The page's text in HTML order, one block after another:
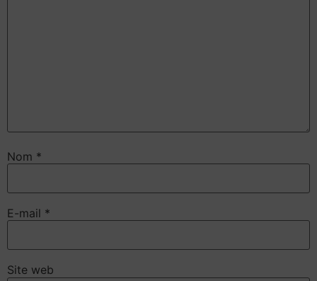
Nom *
E-mail *
Site web